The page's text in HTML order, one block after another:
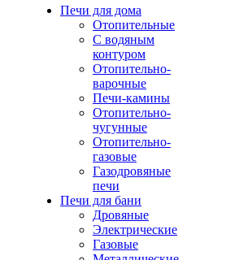
Печи для дома
Отопительные
C водяным
контуром
Отопительно-
варочные
Печи-камины
Отопительно-
чугунные
Отопительно-
газовые
Газодровяные
печи
Печи для бани
Дровяные
Электрические
Газовые